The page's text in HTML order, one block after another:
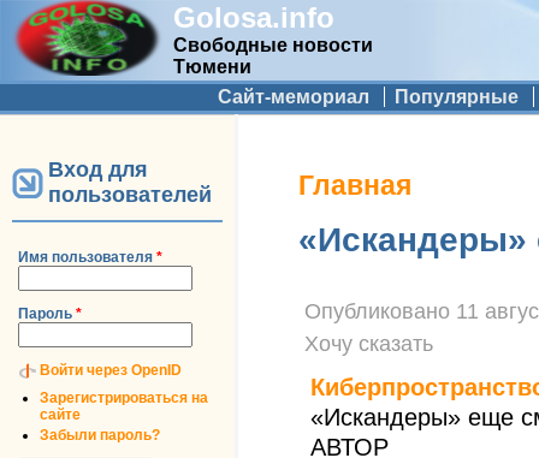
Golosa.info
Свободные новости
Тюмени
Дополнительное меню
Сайт-мемориал Популярные
Вход для
пользователей
Имя пользователя *
Пароль *
Войти через OpenID
Зарегистрироваться на
сайте
Забыли пароль?
Вы здесь
Главная
Опубликовано 11
Хочу сказать
«Искандеры» еще
АВТОР